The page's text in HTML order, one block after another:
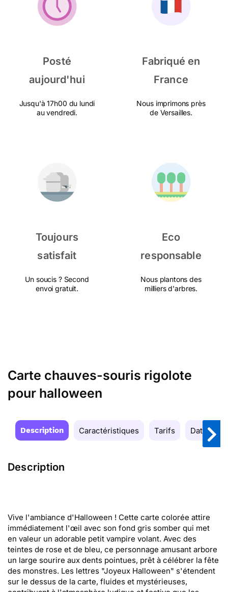
Posté
aujourd'hui
Jusqu'à 17h00 du lundi
au vendredi.
Fabriqué en
France
Nous imprimons près
de Versailles.
Toujours
satisfait
Un soucis ? Second
envoi gratuit.
Eco
responsable
Nous plantons des
milliers d'arbres.
Carte chauves-souris rigolote
pour halloween
Description Caractéristiques Tarifs Date de
Description
Vive l'ambiance d'Halloween ! Cette carte colorée attire
immédiatement l'œil avec son fond gris somber qui met
en valeur un adorable petit vampire volant. Avec des
teintes de rose et de bleu, ce personnage amusant arbore
un large sourire aux dents pointues, prêt à célébrer la fête
des monstres. Les lettres "Joyeux Halloween" s'étendent
sur le dessus de la carte, fluides et mystérieuses,